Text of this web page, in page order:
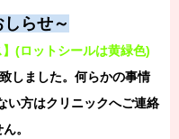
らせ～
】(ロットシールは黄緑色)
しました。何らかの事情
い方はクリニックへご連絡
。